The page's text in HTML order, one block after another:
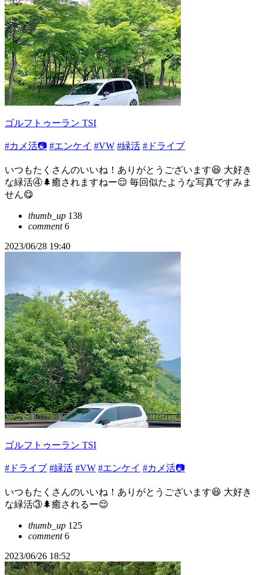
ゴルフトゥーラン TSI
#カメ活📷 #エンケイ #VW #緑活 #ドライブ
いつもたくさんのいいね！ありがとうございます😆 大好き
な緑活④🌲癒されますねー😌 毎回似たような写真ですみま
せん😋
thumb_up 138
comment6
2023/06/28 19:40
ゴルフトゥーラン TSI
#ドライブ #緑活 #VW #エンケイ #カメ活📷
いつもたくさんのいいね！ありがとうございます😆 大好き
な緑活③🌲癒されるー😌
thumb_up 125
comment6
2023/06/26 18:52